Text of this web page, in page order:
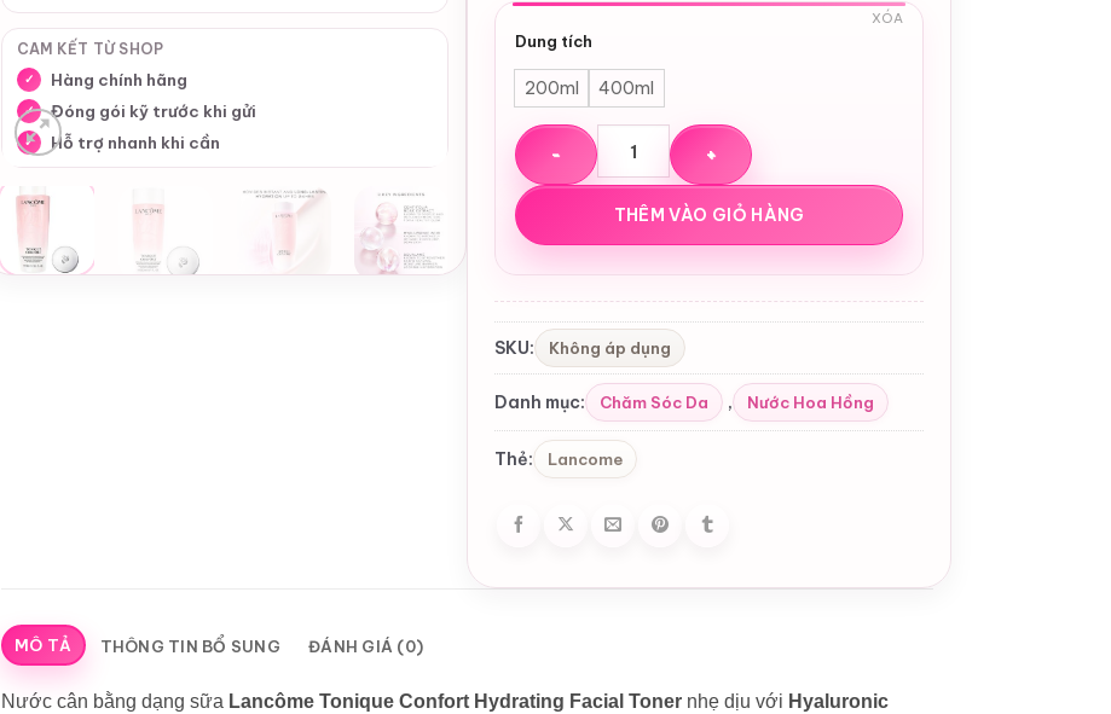
CAM KẾT TỪ SHOP
✓ Hàng chính hãng
✓ Đóng gói kỹ trước khi gửi
✓ Hỗ trợ nhanh khi cần
Dung tích
200ml 400ml
XÓA
Nước hoa hồng Lancôme Tonique Confort Hydrating Facial Toner
THÊM VÀO GIỎ HÀNG
SKU: Không áp dụng
Danh mục: Chăm Sóc Da , Nước Hoa Hồng
Thẻ: Lancome
MÔ TẢ THÔNG TIN BỔ SUNG ĐÁNH GIÁ (0)
Nước cân bằng dạng sữa Lancôme Tonique Confort Hydrating Facial Tonernhẹ dịu với Hyaluronic